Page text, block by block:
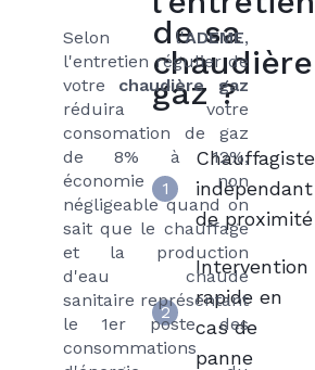
Selon l'ADEME,
l'entretien régulier de
votre chaudière gaz
réduira votre
consomation de gaz
de 8% à 12%,
économie non
négligeable quand on
sait que le chauffage
et la production
d'eau chaude
sanitaire représentant
le 1er poste des
consommations
de sa
chaudière
gaz ?
1
Chauffagiste
indépendant
de proximité
2
Intervention
rapide en
cas de
panne